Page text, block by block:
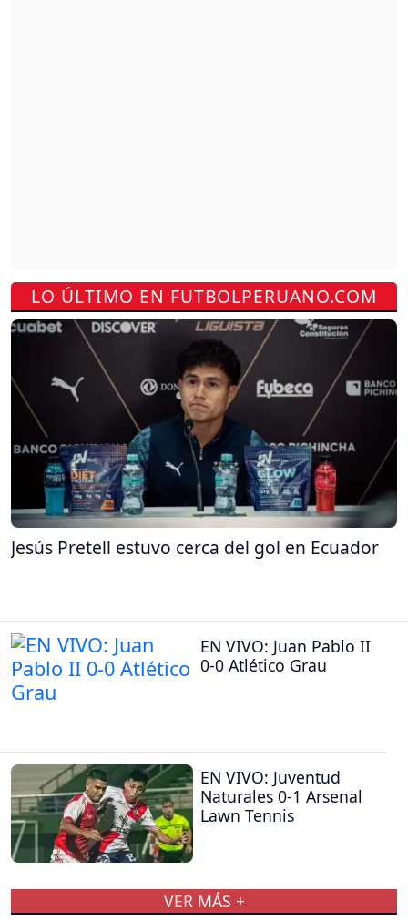
LO ÚLTIMO EN FUTBOLPERUANO.COM
Jesús Pretell estuvo cerca del gol en Ecuador
EN VIVO: Juan Pablo II
0-0 Atlético Grau
EN VIVO: Juventud
Naturales 0-1 Arsenal
Lawn Tennis
VER MÁS +